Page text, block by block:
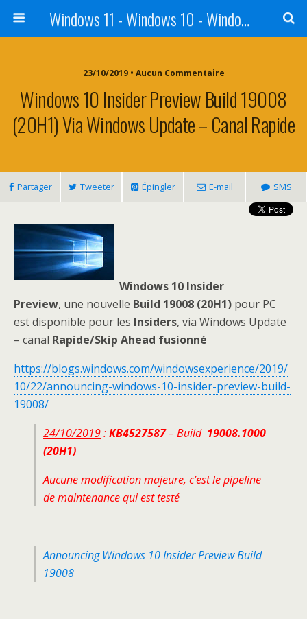
Windows 11 - Windows 10 - Windows 8 - Windows 7 - VISTA
23/10/2019 • Aucun Commentaire
Windows 10 Insider Preview Build 19008
(20H1) Via Windows Update – Canal Rapide
Partager Tweeter Épingler E-mail SMS
Windows 10 Insider
Preview, une nouvelle Build 19008 (20H1) pour PC
est disponible pour les Insiders, via Windows Update
– canal Rapide/Skip Ahead fusionné
https://blogs.windows.com/windowsexperience/2019/
10/22/announcing-windows-10-insider-preview-build-
19008/
24/10/2019:KB4527587– Build 19008.1000
(20H1)
Aucune modification majeure, c’est le pipeline
de maintenance qui est testé
Announcing Windows 10 Insider Preview Build
19008